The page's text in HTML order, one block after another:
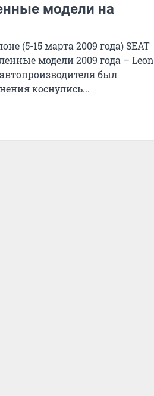
модели на
(5-15 марта 2009 года) SEAT
модели 2009 года – Leon
был
коснулись...